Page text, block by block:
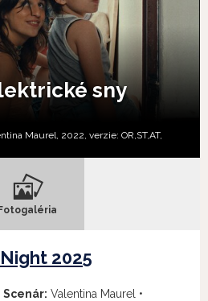
sny
Maurel, 2022, verzie: OR, ST,AT,
2025
Scenár: Valentina Maurel •